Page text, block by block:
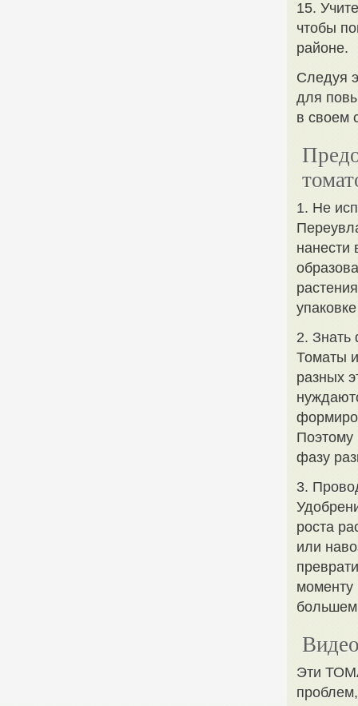
15.
чтобы
районе.
Следуя
для
в своем
1. Не
нанести
2. Знать
Томаты
разных
Поэтому
фазу
3.
роста
или
моменту
большем
Эти